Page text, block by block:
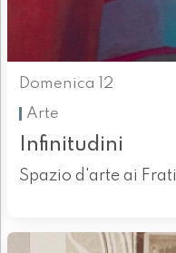
Domenica 12
Arte
Infinitudini
Spazio d'arte ai Frati